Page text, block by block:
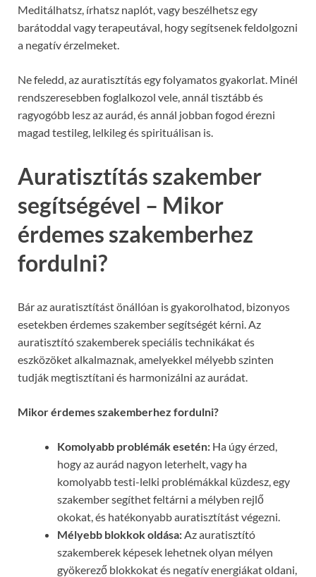
Meditálhatsz, írhatsz naplót, vagy beszélhetsz egy
barátoddal vagy terapeutával, hogy segítsenek feldolgozni
a negatív érzelmeket.
Ne feledd, az auratisztítás egy folyamatos gyakorlat. Minél
rendszeresebben foglalkozol vele, annál tisztább és
ragyogóbb lesz az aurád, és annál jobban fogod érezni
magad testileg, lelkileg és spirituálisan is.
Auratisztítás szakember
segítségével – Mikor
érdemes szakemberhez
fordulni?
Bár az auratisztítást önállóan is gyakorolhatod, bizonyos
esetekben érdemes szakember segítségét kérni. Az
auratisztító szakemberek speciális technikákat és
eszközöket alkalmaznak, amelyekkel mélyebb szinten
tudják megtisztítani és harmonizálni az aurádat.
Mikor érdemes szakemberhez fordulni?
Komolyabb problémák esetén: Ha úgy érzed,
hogy az aurád nagyon leterhelt, vagy ha
komolyabb testi-lelki problémákkal küzdesz, egy
szakember segíthet feltárni a mélyben rejlő
okokat, és hatékonyabb auratisztítást végezni.
Mélyebb blokkok oldása: Az auratisztító
szakemberek képesek lehetnek olyan mélyen
gyökerező blokkokat és negatív energiákat oldani,